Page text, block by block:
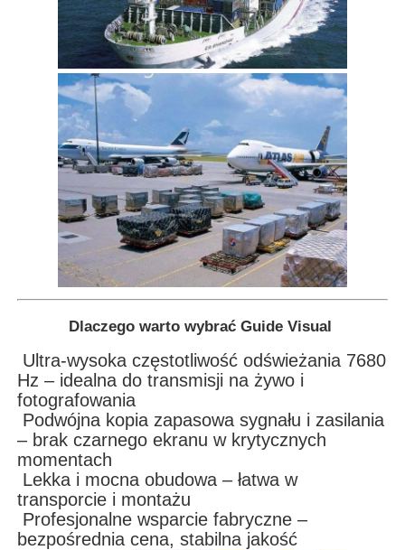
Dlaczego warto wybrać Guide Visual
Ultra-wysoka częstotliwość odświeżania 7680
Hz – idealna do transmisji na żywo i
fotografowania
Podwójna kopia zapasowa sygnału i zasilania
– brak czarnego ekranu w krytycznych
momentach
Lekka i mocna obudowa – łatwa w
transporcie i montażu
Profesjonalne wsparcie fabryczne –
bezpośrednia cena, stabilna jakość